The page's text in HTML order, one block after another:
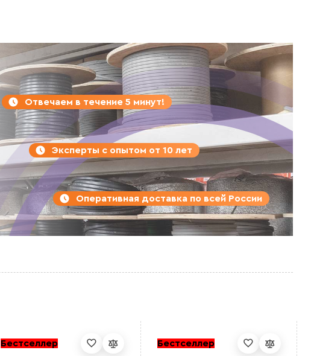
Отвечаем в течение 5 минут!
Эксперты с опытом от 10 лет
Оперативная доставка по всей России
Бестселлер Бестселлер